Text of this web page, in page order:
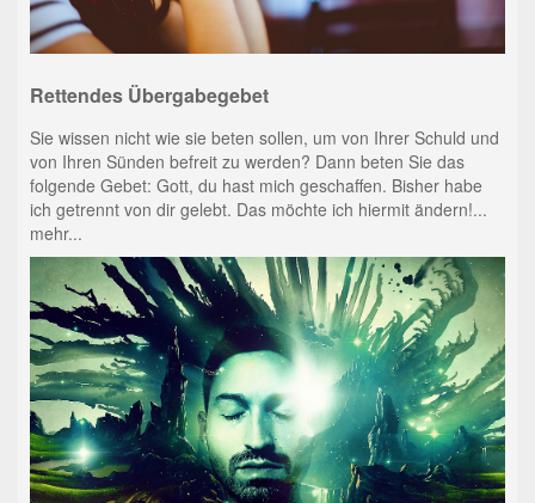
Rettendes Übergabegebet
Sie wissen nicht wie sie beten sollen, um von Ihrer Schuld und
von Ihren Sünden befreit zu werden? Dann beten Sie das
folgende Gebet: Gott, du hast mich geschaffen. Bisher habe
ich getrennt von dir gelebt. Das möchte ich hiermit ändern!...
mehr...